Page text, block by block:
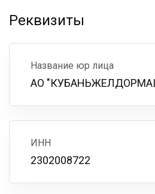
Реквизиты
Название юр лица
АО
ИНН
2302008722